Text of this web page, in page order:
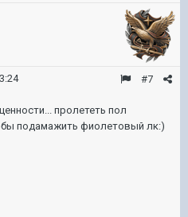
#7
пролететь пол
подамажить фиолетовый лк:)